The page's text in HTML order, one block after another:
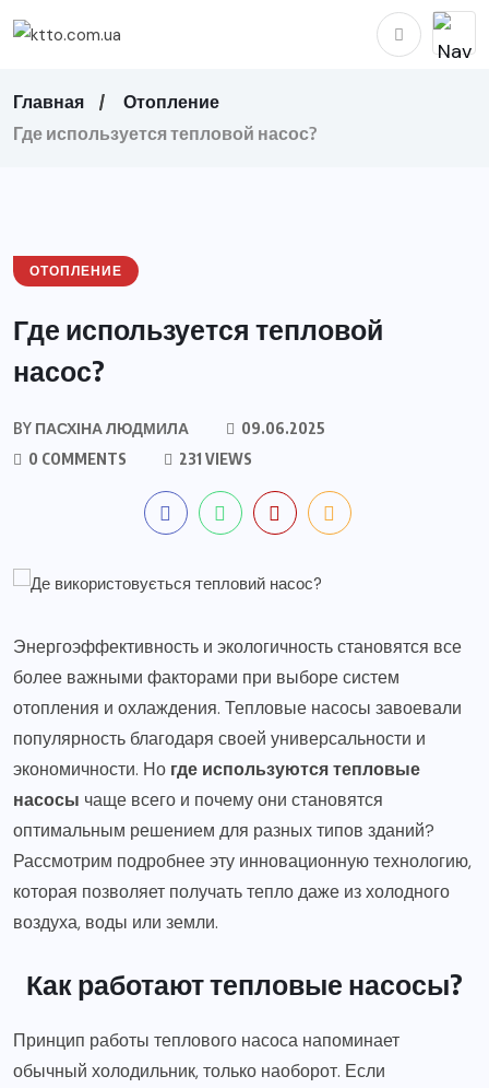
Главная
Отопление
Где используется тепловой насос?
ОТОПЛЕНИЕ
Где используется тепловой
насос?
BY ПАСХІНА ЛЮДМИЛА
09.06.2025
0 COMMENTS
231 VIEWS
Энергоэффективность и экологичность становятся все
более важными факторами при выборе систем
отопления и охлаждения. Тепловые насосы завоевали
популярность благодаря своей универсальности и
экономичности. Но где используются тепловые
насосы чаще всего и почему они становятся
оптимальным решением для разных типов зданий?
Рассмотрим подробнее эту инновационную технологию,
которая позволяет получать тепло даже из холодного
воздуха, воды или земли.
Как работают тепловые насосы?
Принцип работы теплового насоса напоминает
обычный холодильник, только наоборот. Если